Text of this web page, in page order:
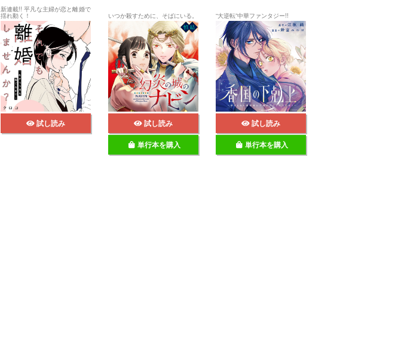
新連載!! 平凡な主婦が恋と離婚で
揺れ動く！
試し読み
いつか殺すために、そばにいる。
試し読み
単行本を購入
“大逆転”中華ファンタジー!!
試し読み
単行本を購入